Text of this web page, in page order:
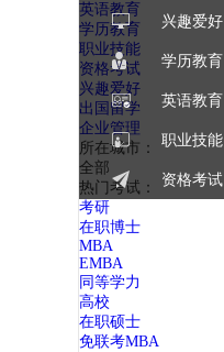
兴趣爱好
学历教育
英语教育
职业技能
资格考试
英语教育
学历教育
职业技能
资格考试
兴趣爱好
出国留学
企业管理
所在城市：
全部
热门考试：
考研
在职博士
MBA
EMBA
同等学力
高校
在职硕士
免联考MBA